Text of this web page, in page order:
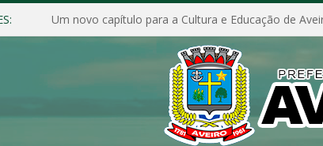
Um novo capítulo para a Cultura e Educação de